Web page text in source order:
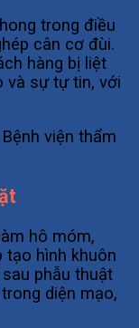
trong điều
cân cơ đùi.
hàng bị liệt
và sự tự tin, với
hô móm,
tạo hình khuôn
phẫu thuật
diện mạo,